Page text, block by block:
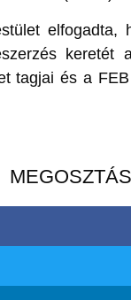
elfogadta,
keretét
tagjai és a